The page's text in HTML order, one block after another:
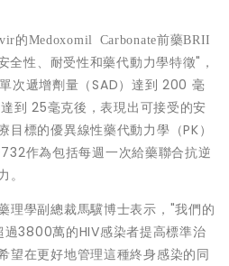
的Medoxomil Carbonate前藥BRII
全性、耐受性和藥代動力學特徵"，
次遞增劑量（SAD）達到 200 毫
到 25毫克後，表現出可接受的安
標的優異線性藥代動力學（PK）
作為包括每週一次給藥聯合抗逆
理學副總裁馬驥博士表示，"我們的
過3800萬的HIV感染者提高標準治
望在更好地管理這種終身感染的同